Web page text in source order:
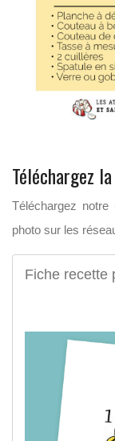
Téléchargez
Téléchargez
photo sur les
Fiche recette